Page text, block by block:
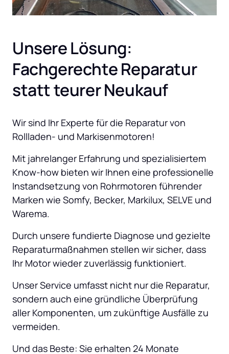
Unsere Lösung:
Fachgerechte Reparatur
statt teurer Neukauf
Wir sind Ihr Experte für die Reparatur von
Rollladen- und Markisenmotoren!
Mit jahrelanger Erfahrung und spezialisiertem
Know-how bieten wir Ihnen eine professionelle
Instandsetzung von Rohrmotoren führender
Marken wie Somfy, Becker, Markilux, SELVE und
Warema.
Durch unsere fundierte Diagnose und gezielte
Reparaturmaßnahmen stellen wir sicher, dass
Ihr Motor wieder zuverlässig funktioniert.
Unser Service umfasst nicht nur die Reparatur,
sondern auch eine gründliche Überprüfung
aller Komponenten, um zukünftige Ausfälle zu
vermeiden.
Und das Beste: Sie erhalten 24 Monate